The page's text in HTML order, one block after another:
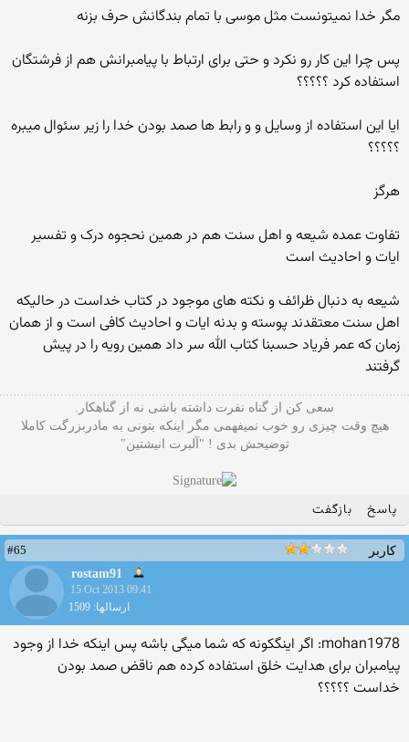
مگر خدا نمیتونست مثل موسی با تمام بندگانش حرف بزنه
پس چرا این کار رو نکرد و حتی برای ارتباط با پیامبرانش هم از فرشتگان
استفاده کرد ؟؟؟؟؟
ایا این استفاده از وسایل و و رابط ها صمد بودن خدا را زیر سئوال میبره
؟؟؟؟؟
هرگز
تفاوت عمده شیعه و اهل سنت هم در همین نحجوه درک و تفسیر
ایات و احادیث است
شیعه به دنبال ظرائف و نکته های موجود در کتاب خداست در حالیکه
اهل سنت معتقدند پوسته و بدنه ایات و احادیث کافی است و از همان
زمان که عمر فریاد حسبنا کتاب الله سر داد همین رویه را در پیش
گرفتند
سعی کن از گناه نفرت داشته باشی نه از گناهکار.
هیچ وقت چیزی رو خوب نمیفهمی مگر اینکه بتونی به مادربزرگت کاملا
توضیحش بدی ! "آلبرت انیشتین"
پاسخ بازگفت
کاربر
#65
rostam91
15 Oct 2013 09:41
ارسالها: 1509
mohan1978: اگر اینگکونه که شما میگی باشه پس اینکه خدا از وجود
پیامبران برای هدایت خلق استفاده کرده هم ناقض صمد بودن
خداست ؟؟؟؟؟